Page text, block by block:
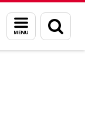
Menu
en
zoeken